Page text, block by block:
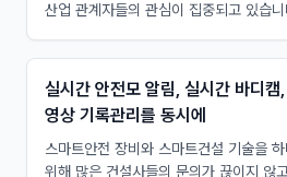
산업 관계자들의 관심이 집중되고 있습
실시간 안전모 알림, 실시간 바디
영상 기록관리를 동시에
스마트안전 장비와 스마트건설 기술을
위해 많은 건설사들의 문의가 끊이지 않